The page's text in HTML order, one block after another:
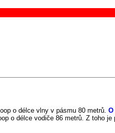
o délce vlny v pásmu 80 metrů.
o délce vodiče 86 metrů. Z toho